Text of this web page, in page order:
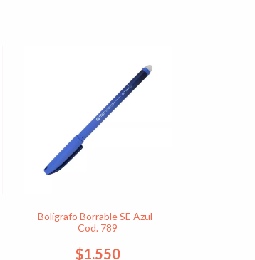
Bolígrafo Borrable SE Azul -
Cod. 789
$1.550